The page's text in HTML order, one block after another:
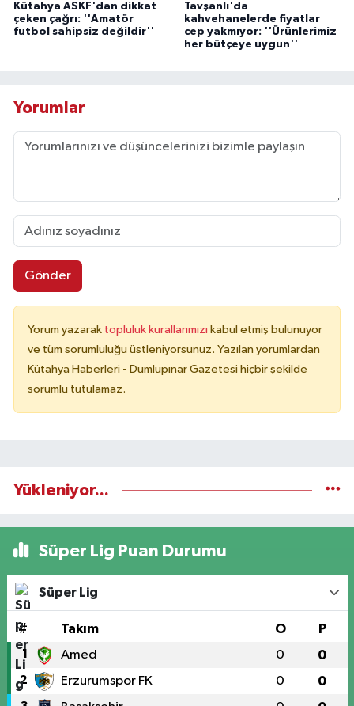
Kütahya ASKF'dan dikkat
çeken çağrı: ''Amatör
futbol sahipsiz değildir''
Tavşanlı'da
kahvehanelerde fiyatlar
cep yakmıyor: ''Ürünlerimiz
her bütçeye uygun''
Yorumlar
Gönder
Yorum yazarak topluluk kurallarımızı kabul etmiş bulunuyor
ve tüm sorumluluğu üstleniyorsunuz. Yazılan yorumlardan
Kütahya Haberleri - Dumlupınar Gazetesi hiçbir şekilde
sorumlu tutulamaz.
Yükleniyor...
Süper Lig Puan Durumu
Süper Lig
# Takım O P
1 Amed 0 0
2 Erzurumspor FK 0 0